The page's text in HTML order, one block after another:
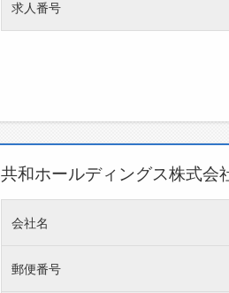
求人番号
共和ホールディングス株式会
会社名
郵便番号